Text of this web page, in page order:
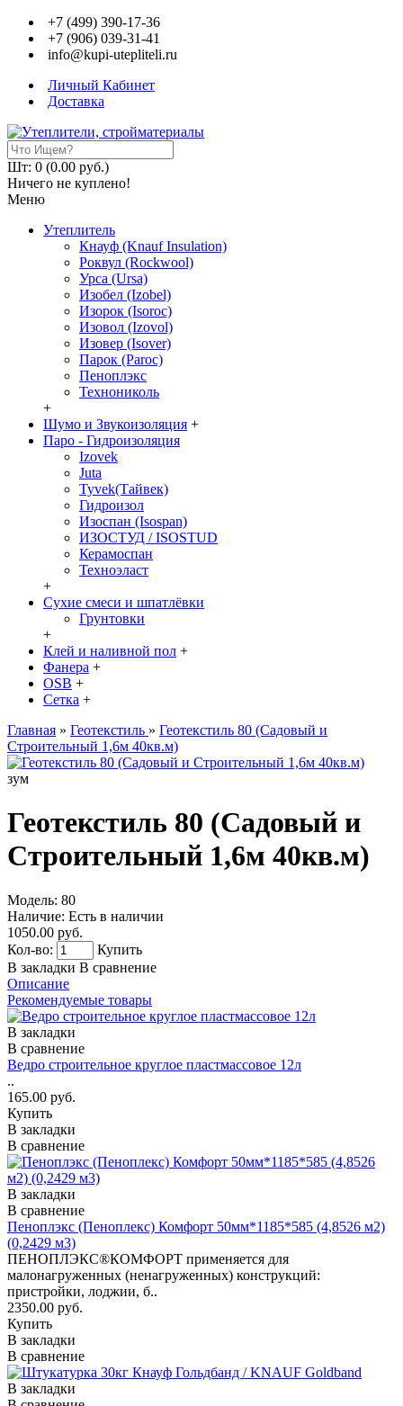
+7 (499) 390-17-36
+7 (906) 039-31-41
info@kupi-utepliteli.ru
Личный Кабинет
Доставка
Шт: 0 (0.00 руб.)
Ничего не куплено!
Меню
Утеплитель
Кнауф (Knauf Insulation)
Роквул (Rockwool)
Урса (Ursa)
Изобел (Izobel)
Изорок (Isoroc)
Изовол (Izovol)
Изовер (Isover)
Парок (Paroс)
Пеноплэкс
Технониколь
+
Шумо и Звукоизоляция +
Паро - Гидроизоляция
Izovek
Juta
Tyvek(Тайвек)
Гидроизол
Изоспан (Isospan)
ИЗОСТУД / ISOSTUD
Керамоспан
Техноэласт
+
Сухие смеси и шпатлёвки
Грунтовки
+
Клей и наливной пол +
Фанера +
OSB +
Сетка +
Главная » Геотекстиль » Геотекстиль 80 (Садовый и
Строительный 1,6м 40кв.м)
зум
Геотекстиль 80 (Садовый и
Строительный 1,6м 40кв.м)
Модель: 80
Наличие: Есть в наличии
1050.00 руб.
Кол-во:
Купить
В закладки В сравнение
Описание
Рекомендуемые товары
В закладки
В сравнение
Ведро строительное круглое пластмассовое 12л
..
165.00 руб.
Купить
В закладки
В сравнение
В закладки
В сравнение
Пеноплэкс (Пеноплекс) Комфорт 50мм*1185*585 (4,8526 м2)
(0,2429 м3)
ПЕНОПЛЭКС®КОМФОРТ применяется для
малонагруженных (ненагруженных) конструкций:
пристройки, лоджии, б..
2350.00 руб.
Купить
В закладки
В сравнение
В закладки